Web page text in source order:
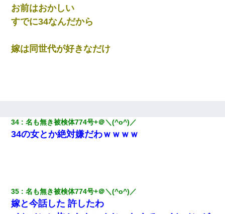
お前はおかしい
すでに34なんだから
嫁は同世代が好きなだけ
34 名も無き被検体774号+＠＼(^o^)／
34の女とか絶対嫌だわｗｗｗｗ
35 名も無き被検体774号+＠＼(^o^)／
嫁と今話した 許したわ